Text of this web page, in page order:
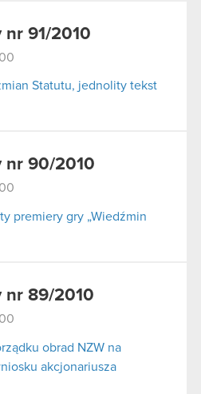
nr 91/2010
Statutu, jednolity tekst
nr 90/2010
premiery gry „Wiedźmin
nr 89/2010
obrad NZW na
akcjonariusza